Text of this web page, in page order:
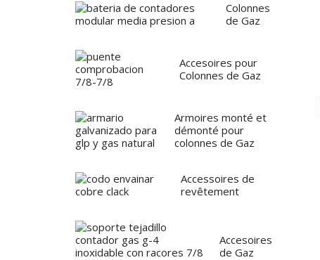
Colonnes
de Gaz
Accesoires pour
Colonnes de Gaz
Armoires monté et
démonté pour
colonnes de Gaz
Accessoires de
revêtement
Accesoires
de Gaz